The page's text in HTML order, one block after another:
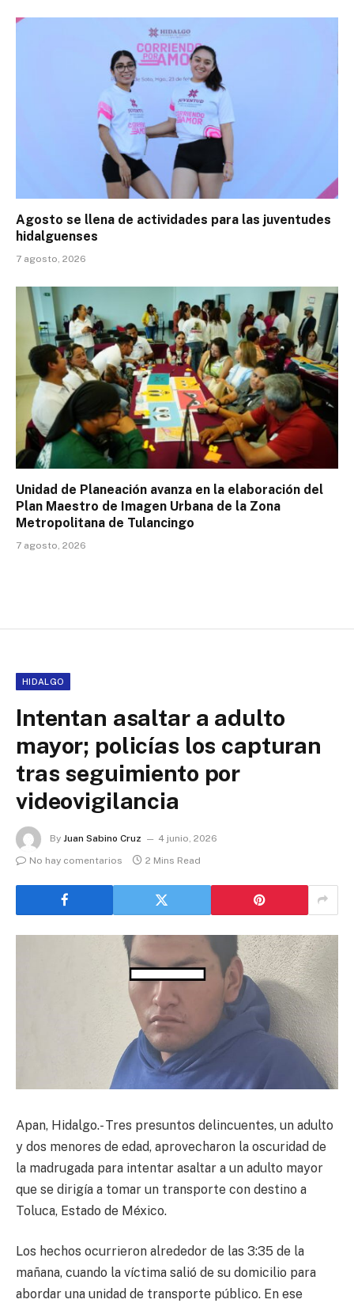
Agosto se llena de actividades para las juventudes
hidalguenses
7 agosto, 2026
Unidad de Planeación avanza en la elaboración del
Plan Maestro de Imagen Urbana de la Zona
Metropolitana de Tulancingo
7 agosto, 2026
HIDALGO
Intentan asaltar a adulto
mayor; policías los capturan
tras seguimiento por
videovigilancia
By Juan Sabino Cruz
4 junio, 2026
No hay comentarios
2 Mins Read
Apan, Hidalgo.- Tres presuntos delincuentes, un adulto
y dos menores de edad, aprovecharon la oscuridad de
la madrugada para intentar asaltar a un adulto mayor
que se dirigía a tomar un transporte con destino a
Toluca, Estado de México.
Los hechos ocurrieron alrededor de las 3:35 de la
mañana, cuando la víctima salió de su domicilio para
abordar una unidad de transporte público. En ese